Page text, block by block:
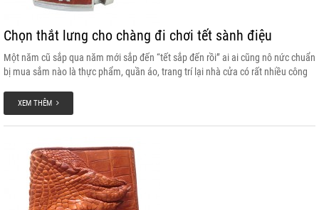
Chọn thắt lưng cho chàng đi chơi tết sành điệu
Một năm cũ sắp qua năm mới sắp đến “tết sắp đến rồi” ai ai cũng nô nức chuẩn
bị mua sắm nào là thực phẩm, quần áo, trang trí lại nhà cửa có rất nhiều công
người thân, sếp…Thắt lưng nam một món quà không phải ai cũng nghĩ tới.
XEM THÊM